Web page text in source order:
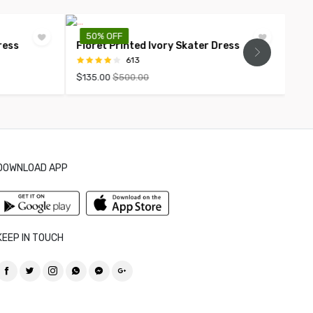
50% OFF
Floret Printed Ivory Skater Dress
613
$135.00 $500.00
APP
IN TOUCH